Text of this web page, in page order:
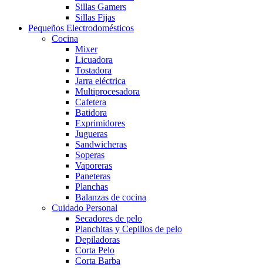
Sillas Gamers
Sillas Fijas
Pequeños Electrodomésticos
Cocina
Mixer
Licuadora
Tostadora
Jarra eléctrica
Multiprocesadora
Cafetera
Batidora
Exprimidores
Jugueras
Sandwicheras
Soperas
Vaporeras
Paneteras
Planchas
Balanzas de cocina
Cuidado Personal
Secadores de pelo
Planchitas y Cepillos de pelo
Depiladoras
Corta Pelo
Corta Barba